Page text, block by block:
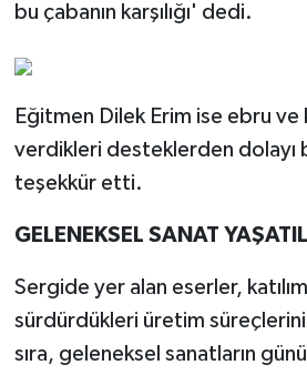
bu çabanın karşılığı' dedi.
Eğitmen Dilek Erim ise ebru ve
verdikleri desteklerden dolayı
teşekkür etti.
GELENEKSEL SANAT
Sergide yer alan eserler,
sürdürdükleri üretim süreçlerini
sıra, geleneksel sanatların